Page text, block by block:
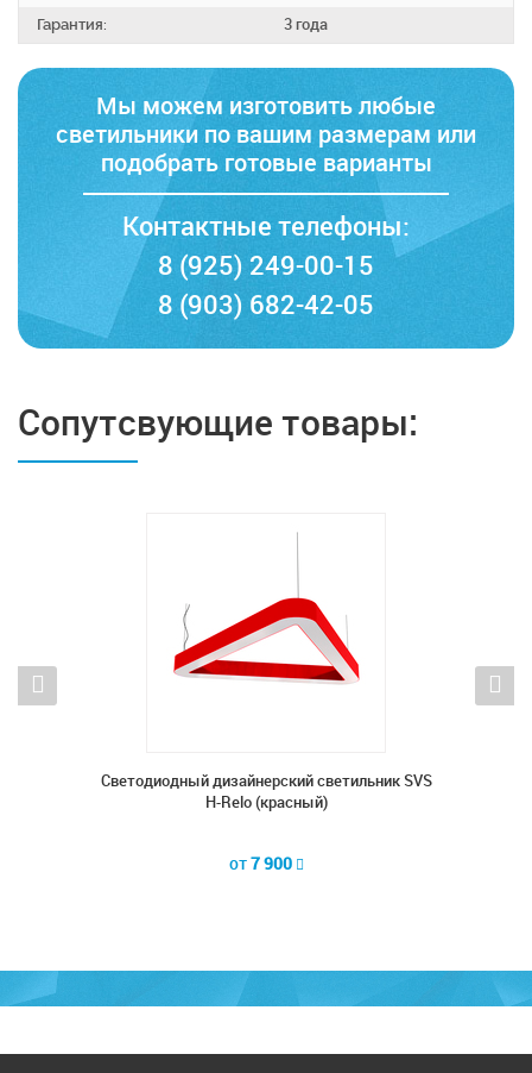
Гарантия:
3 года
Мы можем изготовить любые
светильники по вашим размерам или
подобрать готовые варианты
Контактные телефоны:
8 (925) 249-00-15
8 (903) 682-42-05
Сопутсвующие товары:
Cветодиодный дизайнерский светильник SVS
H-Relo (красный)
от7 900